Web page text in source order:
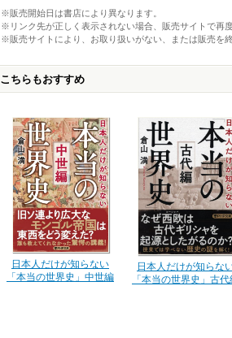
※販売開始日は書店により異なります。
※リンク先が正しく表示されない場合、販売サイトで再
※販売サイトにより、お取り扱いがない、または販売を
こちらもおすすめ
日本人だけが知らない
「本当の世界史」中世編
日本人だけが知らな
「本当の世界史」古代